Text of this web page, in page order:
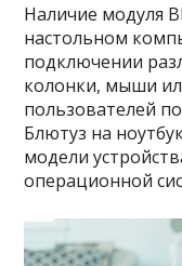
Наличие модуля
настольном
подключении
колонки, мыши
пользователей
Блютуз на
модели
операционной